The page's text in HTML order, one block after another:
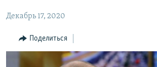
основной
навигации
Перейти
поиску
ЭКОНОМИКА
РЕГИОН
НАГОРНЫЙ КАРАБАХ
Декабрь 17, 2020
Поделиться